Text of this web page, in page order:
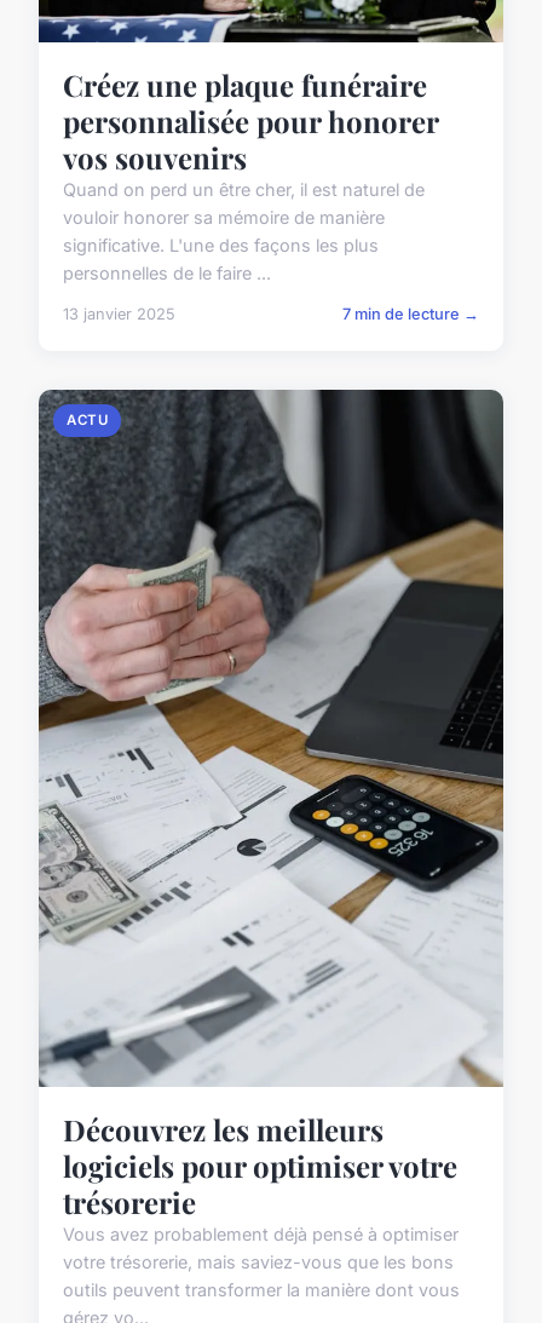
Créez une plaque funéraire
personnalisée pour honorer
vos souvenirs
Quand on perd un être cher, il est naturel de
vouloir honorer sa mémoire de manière
significative. L'une des façons les plus
personnelles de le faire ...
13 janvier 2025 7 min de lecture →
ACTU
Découvrez les meilleurs
logiciels pour optimiser votre
trésorerie
Vous avez probablement déjà pensé à optimiser
votre trésorerie, mais saviez-vous que les bons
outils peuvent transformer la manière dont vous
gérez vo...